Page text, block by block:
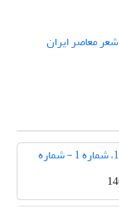
شعر معاصر ایران
دوره 14، شماره 1 - شماره